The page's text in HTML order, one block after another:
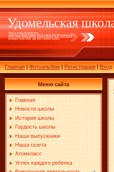
Удомельская
Главная|Фотоальбом|Регистрация|Вход
Меню сайта
Главная
Новости школы
История школы
Гордость школы
Наши выпускники
Наша газета
Атомкласс
Успех каждого ребенка